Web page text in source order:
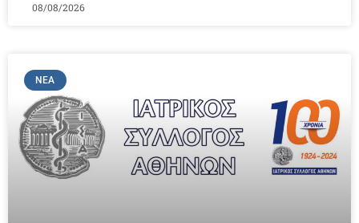
08/08/2026
ΝΈΑ